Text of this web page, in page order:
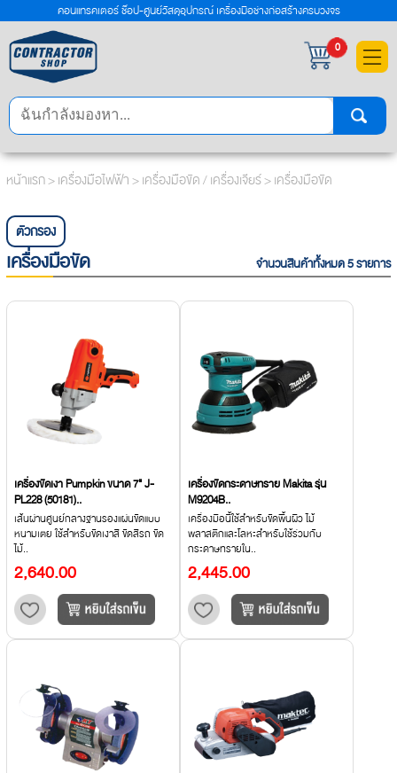
×
คอนแทรคเตอร์ ช๊อป-ศูนย์วัสดุอุปกรณ์ เครื่องมือช่างก่อสร้างครบวงจร
0
หน้าแรก>เครื่องมือไฟฟ้า>เครื่องมือขัด / เครื่องเจียร์> เครื่องมือขัด
ตัวกรอง
เครื่องมือขัด จำนวนสินค้าทั้งหมด 5 รายการ
เครื่องขัดเงา Pumpkin ขนาด 7" J-
PL228 (50181)..
เส้นผ่านศูนย์กลางฐานรองแผ่นขัดแบบ
หนามเตย ใช้สำหรับขัดเงาสี ขัดสีรถ ขัด
ไม้..
2,640.00
เครื่องขัดกระดาษทราย Makita รุ่น
M9204B..
เครื่องมือนี้ใช้สําหรับขัดพื้นผิว ไม้
พลาสติกและโลหะสำหรับใช้ร่วมกับ
กระดาษทรายใน..
2,445.00